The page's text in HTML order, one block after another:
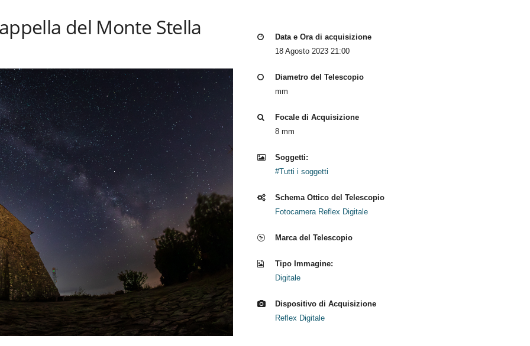
del Monte Stella
Data e Ora di acquisizione
18 Agosto 2023 21:00
Diametro del Telescopio
mm
Focale di Acquisizione
8 mm
Soggetti:
#Tutti i soggetti
Schema Ottico del Telescopio
Fotocamera Reflex Digitale
Marca del Telescopio
Tipo Immagine:
Digitale
Dispositivo di Acquisizione
Reflex Digitale